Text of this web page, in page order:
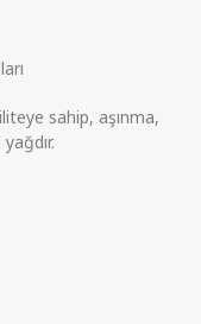
sahip, aşınma,